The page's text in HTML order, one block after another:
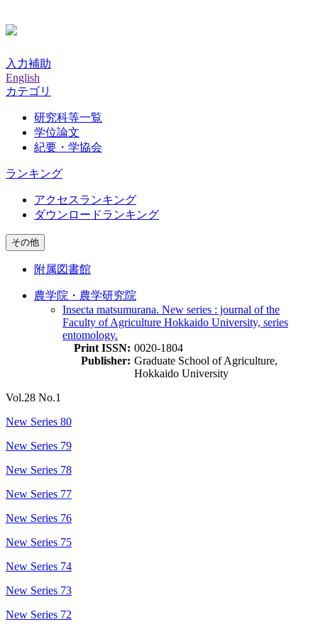
入力補助
English
カテゴリ
研究科等一覧
学位論文
紀要・学協会
ランキング
アクセスランキング
ダウンロードランキング
その他
附属図書館
農学院・農学研究院
Insecta matsumurana. New series : journal of the
Faculty of Agriculture Hokkaido University, series
entomology.
Print ISSN: 0020-1804
Publisher: Graduate School of Agriculture,
Hokkaido University
Vol.28 No.1
New Series 80
New Series 79
New Series 78
New Series 77
New Series 76
New Series 75
New Series 74
New Series 73
New Series 72